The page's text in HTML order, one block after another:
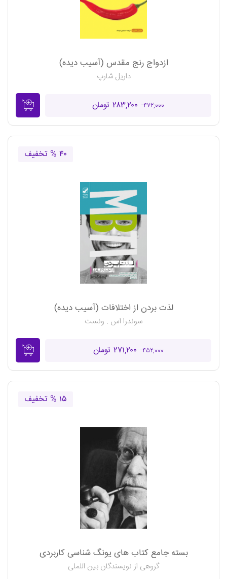
ازدواج رنج مقدس (آسیب دیده)
داریل شارپ
۴۷۲,۰۰۰ ۲۸۳,۲۰۰ تومان
۴۰ % تخفیف
لذت بردن از اختلافات (آسیب دیده)
سوندرا اس . ونست
۴۵۲,۰۰۰ ۲۷۱,۲۰۰ تومان
۱۵ % تخفیف
بسته جامع کتاب های یونگ شناسی کاربردی
گروهی از نویسندگان بین اللملی